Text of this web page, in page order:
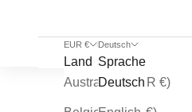
EUR €
Land
Australien (EUR €)
Deutsch
Sprache
Deutsch